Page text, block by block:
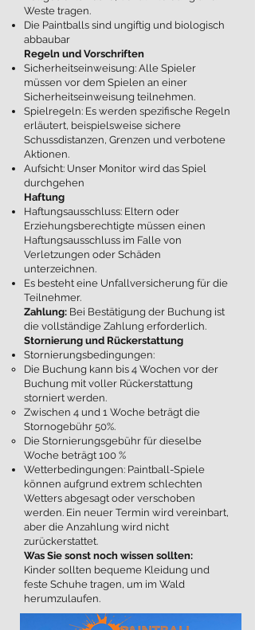
Weste tragen.
Die Paintballs sind ungiftig und biologisch
abbaubar
Regeln und Vorschriften
Sicherheitseinweisung: Alle Spieler
müssen vor dem Spielen an einer
Sicherheitseinweisung teilnehmen.
Spielregeln: Es werden spezifische Regeln
erläutert, beispielsweise sichere
Schussdistanzen, Grenzen und verbotene
Aktionen.
Aufsicht: Unser Monitor wird das Spiel
durchgehen
Haftung
Haftungsausschluss: Eltern oder
Erziehungsberechtigte müssen einen
Haftungsausschluss im Falle von
Verletzungen oder Schäden
unterzeichnen.
Es besteht eine Unfallversicherung für die
Teilnehmer.
Zahlung: Bei Bestätigung der Buchung ist
die vollständige Zahlung erforderlich.
Stornierung und Rückerstattung
Stornierungsbedingungen:
Die Buchung kann bis 4 Wochen vor der
Buchung mit voller Rückerstattung
storniert werden.
Zwischen 4 und 1 Woche beträgt die
Stornogebühr 50%.
Die Stornierungsgebühr für dieselbe
Woche beträgt 100 %
Wetterbedingungen: Paintball-Spiele
können aufgrund extrem schlechten
Wetters abgesagt oder verschoben
werden. Ein neuer Termin wird vereinbart,
aber die Anzahlung wird nicht
zurückerstattet.
Was Sie sonst noch wissen sollten:
Kinder sollten bequeme Kleidung und
feste Schuhe tragen, um im Wald
herumzulaufen.